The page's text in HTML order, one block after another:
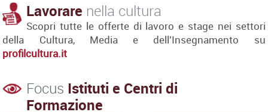
Lavorare nella cultura
Scopri tutte le offerte di lavoro e stage nei settori
della Cultura, Media e dell'Insegnamento su
profilcultura.it
Focus Istituti e Centri di
Formazione